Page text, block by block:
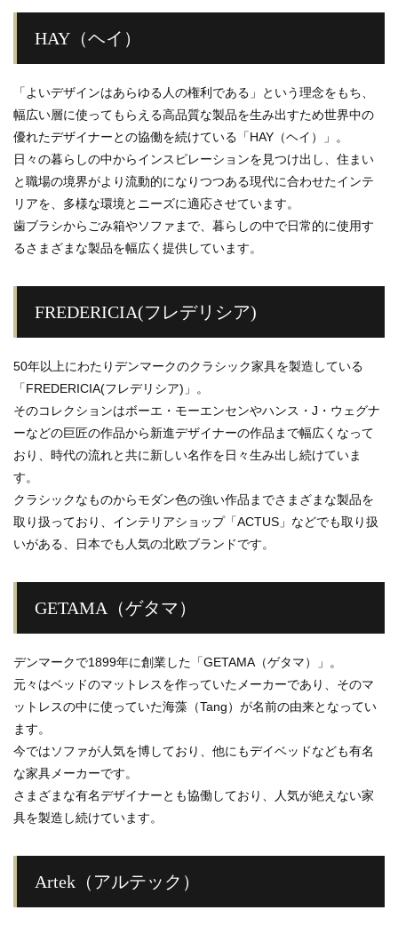
HAY（ヘイ）
「よいデザインはあらゆる人の権利である」という理念をもち、
幅広い層に使ってもらえる高品質な製品を生み出すため世界中の
優れたデザイナーとの協働を続けている「HAY（ヘイ）」。
日々の暮らしの中からインスピレーションを見つけ出し、住まい
と職場の境界がより流動的になりつつある現代に合わせたインテ
リアを、多様な環境とニーズに適応させています。
歯ブラシからごみ箱やソファまで、暮らしの中で日常的に使用す
るさまざまな製品を幅広く提供しています。
FREDERICIA(フレデリシア)
50年以上にわたりデンマークのクラシック家具を製造している
「FREDERICIA(フレデリシア)」。
そのコレクションはボーエ・モーエンセンやハンス・J・ウェグナ
ーなどの巨匠の作品から新進デザイナーの作品まで幅広くなって
おり、時代の流れと共に新しい名作を日々生み出し続けていま
す。
クラシックなものからモダン色の強い作品までさまざまな製品を
取り扱っており、インテリアショップ「ACTUS」などでも取り扱
いがある、日本でも人気の北欧ブランドです。
GETAMA（ゲタマ）
デンマークで1899年に創業した「GETAMA（ゲタマ）」。
元々はベッドのマットレスを作っていたメーカーであり、そのマ
ットレスの中に使っていた海藻（Tang）が名前の由来となってい
ます。
今ではソファが人気を博しており、他にもデイベッドなども有名
な家具メーカーです。
さまざまな有名デザイナーとも協働しており、人気が絶えない家
具を製造し続けています。
Artek（アルテック）